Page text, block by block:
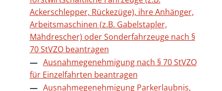
Ackerschlepper, Rückezüge), ihre Anhänger,
Arbeitsmaschinen (z.B. Gabelstapler,
Mähdrescher) oder Sonderfahrzeuge nach §
70 StVZO beantragen
Ausnahmegenehmigung nach § 70 StVZO
für Einzelfahrten beantragen
Ausnahmegenehmigung Parkerlaubnis,